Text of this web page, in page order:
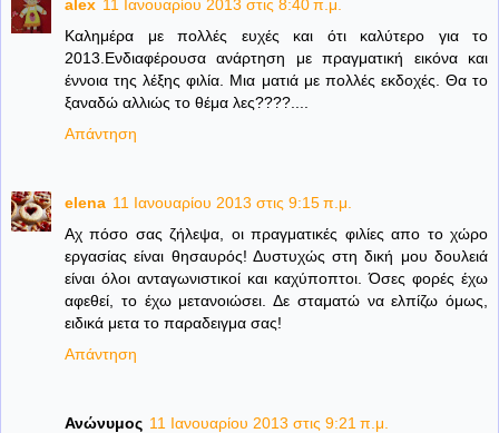
alex 11 Ιανουαρίου 2013 στις 8:40 π.μ.
Καλημέρα με πολλές ευχές και ότι καλύτερο για το
2013.Ενδιαφέρουσα ανάρτηση με πραγματική εικόνα και
έννοια της λέξης φιλία. Μια ματιά με πολλές εκδοχές. Θα το
ξαναδώ αλλιώς το θέμα λες????....
Απάντηση
elena 11 Ιανουαρίου 2013 στις 9:15 π.μ.
Αχ πόσο σας ζήλεψα, οι πραγματικές φιλίες απο το χώρο
εργασίας είναι θησαυρός! Δυστυχώς στη δική μου δουλειά
είναι όλοι ανταγωνιστικοί και καχύποπτοι. Όσες φορές έχω
αφεθεί, το έχω μετανοιώσει. Δε σταματώ να ελπίζω όμως,
ειδικά μετα το παραδειγμα σας!
Απάντηση
Ανώνυμος 11 Ιανουαρίου 2013 στις 9:21 π.μ.